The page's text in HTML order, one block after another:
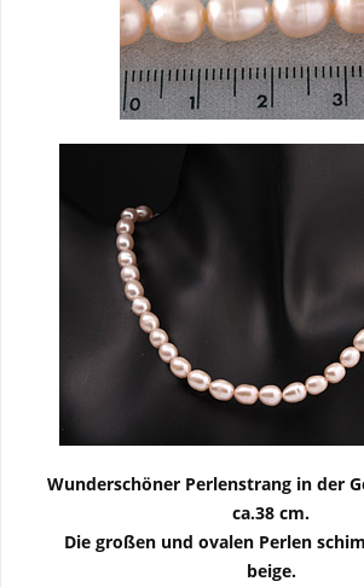
Wunderschöner Perlenstrang in der
ca.38 cm.
Die großen und ovalen Perlen
beige.